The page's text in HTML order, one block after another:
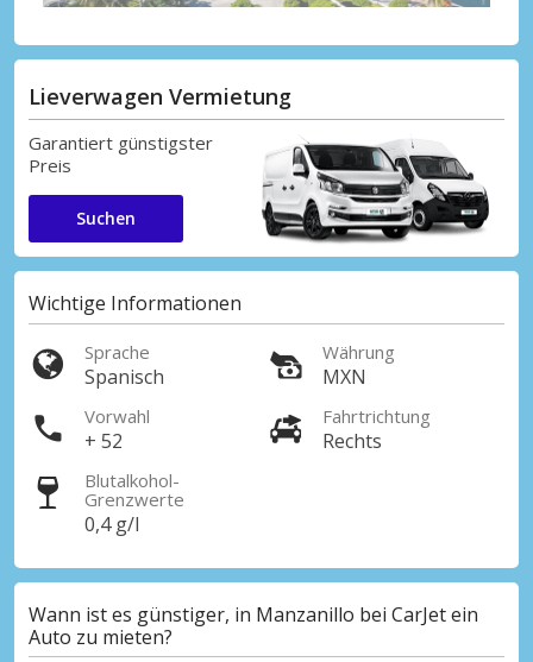
Lieverwagen Vermietung
Garantiert günstigster
Preis
Suchen
Wichtige Informationen
Sprache
Spanisch
Währung
MXN
Vorwahl
+ 52
Fahrtrichtung
Rechts
Blutalkohol-
Grenzwerte
0,4 g/l
Wann ist es günstiger, in Manzanillo bei CarJet ein
Auto zu mieten?